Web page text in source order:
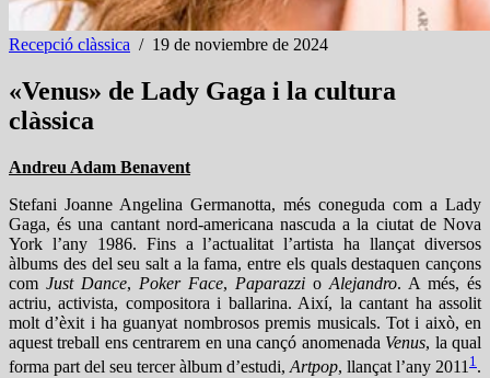
Recepció clàssica / 19 de noviembre de 2024
«Venus» de Lady Gaga i la cultura
clàssica
Andreu Adam Benavent
Stefani Joanne Angelina Germanotta, més coneguda com a Lady
Gaga, és una cantant nord-americana nascuda a la ciutat de Nova
York l’any 1986. Fins a l’actualitat l’artista ha llançat diversos
àlbums des del seu salt a la fama, entre els quals destaquen cançons
com Just Dance, Poker Face, Paparazzi o Alejandro. A més, és
actriu, activista, compositora i ballarina. Així, la cantant ha assolit
molt d’èxit i ha guanyat nombrosos premis musicals. Tot i això, en
aquest treball ens centrarem en una cançó anomenada Venus, la qual
forma part del seu tercer àlbum d’estudi, Artpop, llançat l’any 2011 1 .